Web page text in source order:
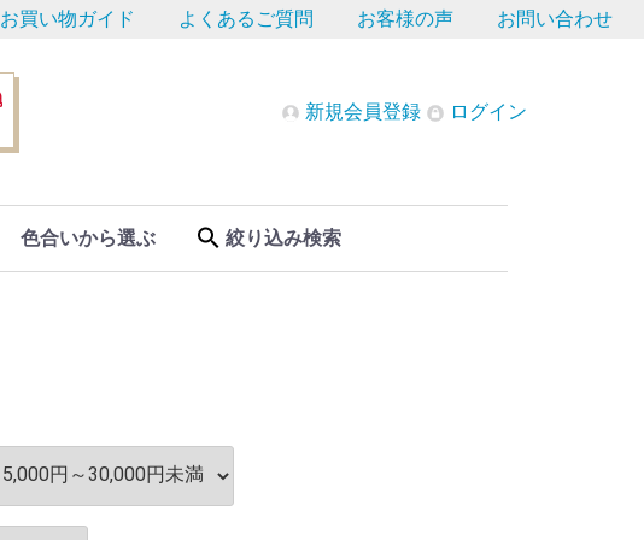
お買い物ガイド よくあるご質問 お客様の声 お問い合わせ
新規会員登録 ログイン
色合いから選ぶ 絞り込み検索